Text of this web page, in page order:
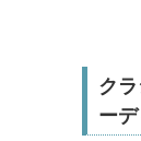
ク
ー